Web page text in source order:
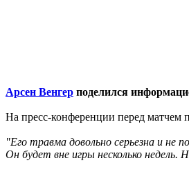
Арсен Венгер поделился
На пресс-конференции перед матчем
"Его травма довольно серьезна и не
Он будет вне игры несколько недель.